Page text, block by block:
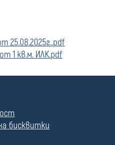
25.08.2025г..pdf
1 кв.м. ИЛК.pdf
бисквитки